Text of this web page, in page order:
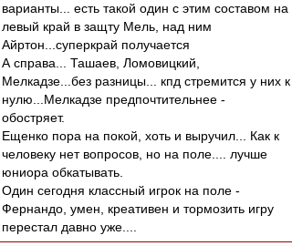
варианты... есть такой один с этим составом на
левый край в защту Мель, над ним
Айртон...суперкрай получается
А справа... Ташаев, Ломовицкий,
Мелкадзе...без разницы... кпд стремится у них к
нулю...Мелкадзе предпочтительнее -
обостряет.
Ещенко пора на покой, хоть и выручил... Как к
человеку нет вопросов, но на поле.... лучше
юниора обкатывать.
Один сегодня классный игрок на поле -
Фернандо, умен, креативен и тормозить игру
перестал давно уже....